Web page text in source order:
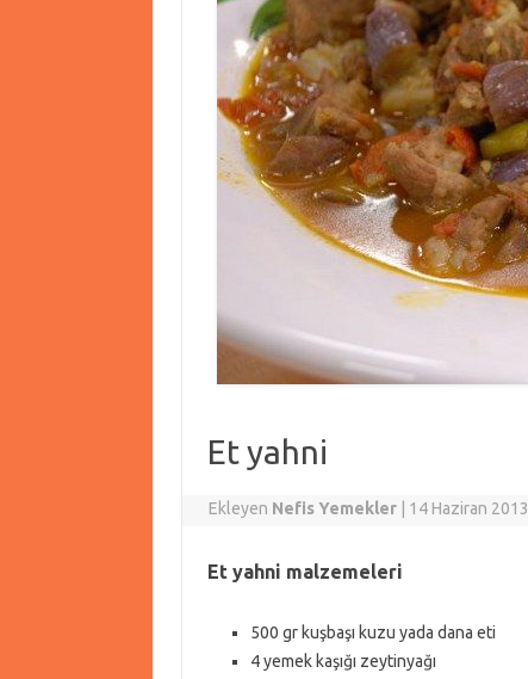
Et yahni
Ekleyen Nefis Yemekler 14 Haziran 2013
Et yahni malzemeleri
500 gr kuşbaşı kuzu yada dana eti
4 yemek kaşığı zeytinyağı